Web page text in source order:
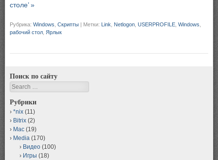
столе’ »
Рубрика: Windows Скрипты | Метки: Link Netlogon USERPROFILE Windows
рабочий стол Ярлык
Поиск по сайту
Search
Рубрики
*nix (11)
Bitrix (2)
Mac (19)
Media (170)
Видео (100)
Игры (18)